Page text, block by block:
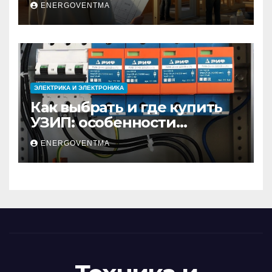
недвижимости
ENERGOVENTMA
ЭЛЕКТРИКА И ЭЛЕКТРОНИКА
Как выбрать и где купить
УЗИП: особенности
устройств защиты от
импульсных
перенапряжений
ENERGOVENTMA